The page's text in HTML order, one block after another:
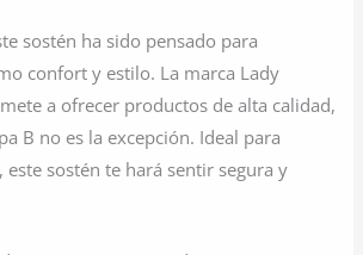
sostén ha sido pensado para
confort y estilo. La marca Lady
a ofrecer productos de alta calidad,
B no es la excepción. Ideal para
este sostén te hará sentir segura y